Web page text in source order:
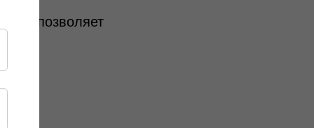
Это позволяет